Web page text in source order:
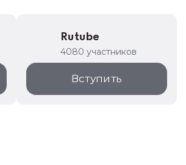
Rutube
4080 участников
Вступить